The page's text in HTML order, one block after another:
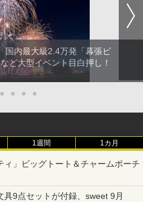
国内最大級2.4万発「幕張ビ
ど大型イベント目白押し！
● ● ● ●
1週間 1カ月
」ビッグトート＆チャームポーチ
9点セットが付録、sweet 9月